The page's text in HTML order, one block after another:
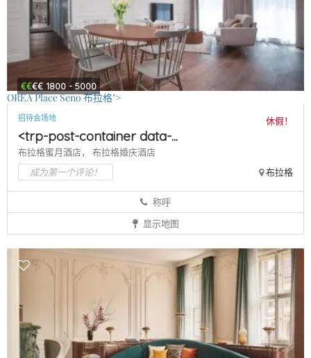
€€€€ 1800 - 5000
OREA Place Seno 布拉格">
招待会场地 休假！
<trp-post-container data-...
布拉格蜜月酒店， 布拉格婚庆酒店
成为第一个评论！ 布拉格
称呼
显示地图